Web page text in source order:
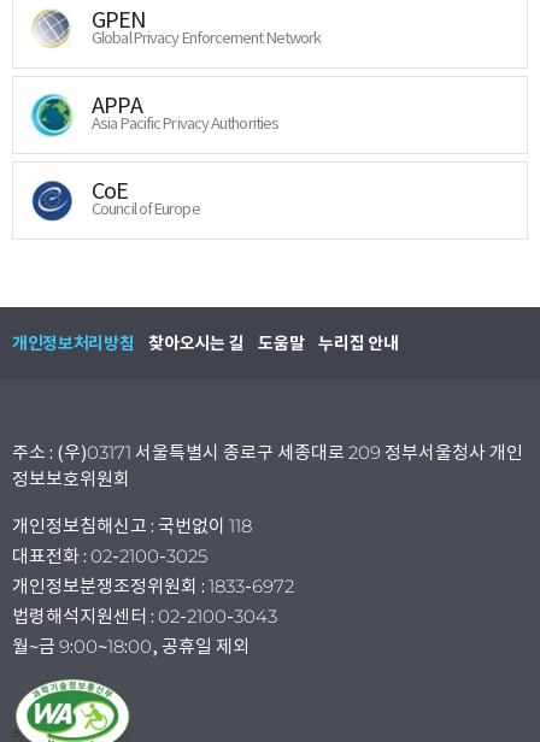
GPEN
Global Privacy Enforcement Network
APPA
Asia Pacific Privacy Authorities
CoE
Council of Europe
개인정보처리방침 찾아오시는 길 도움말 누리집 안내
주소 : (우)03171 서울특별시 종로구 세종대로 209 정부서울청사 개인
정보보호위원회
개인정보침해신고 : 국번없이 118
대표전화 : 02-2100-3025
개인정보분쟁조정위원회 : 1833-6972
법령해석지원센터 : 02-2100-3043
월~금 9:00~18:00, 공휴일 제외